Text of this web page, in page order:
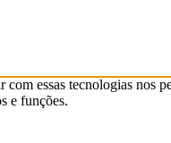
essas tecnologias nos
e funções.